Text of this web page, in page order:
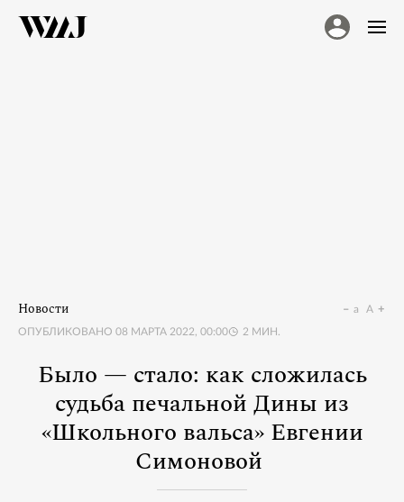
Новости
ОПУБЛИКОВАНО 08 МАРТА 2022, 00:00 2 МИН.
a A
Было — стало: как сложилась
судьба печальной Дины из
«Школьного вальса» Евгении
Симоновой